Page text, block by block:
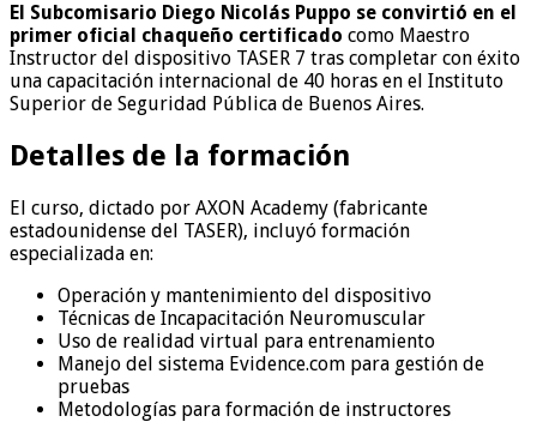
El Subcomisario Diego Nicolás Puppo se convirtió en el
primer oficial chaqueño certificado como Maestro
Instructor del dispositivo TASER 7 tras completar con éxito
una capacitación internacional de 40 horas en el Instituto
Superior de Seguridad Pública de Buenos Aires.
Detalles de la formación
El curso, dictado por AXON Academy (fabricante
estadounidense del TASER), incluyó formación
especializada en:
Operación y mantenimiento del dispositivo
Técnicas de Incapacitación Neuromuscular
Uso de realidad virtual para entrenamiento
Manejo del sistema Evidence.com para gestión de
pruebas
Metodologías para formación de instructores